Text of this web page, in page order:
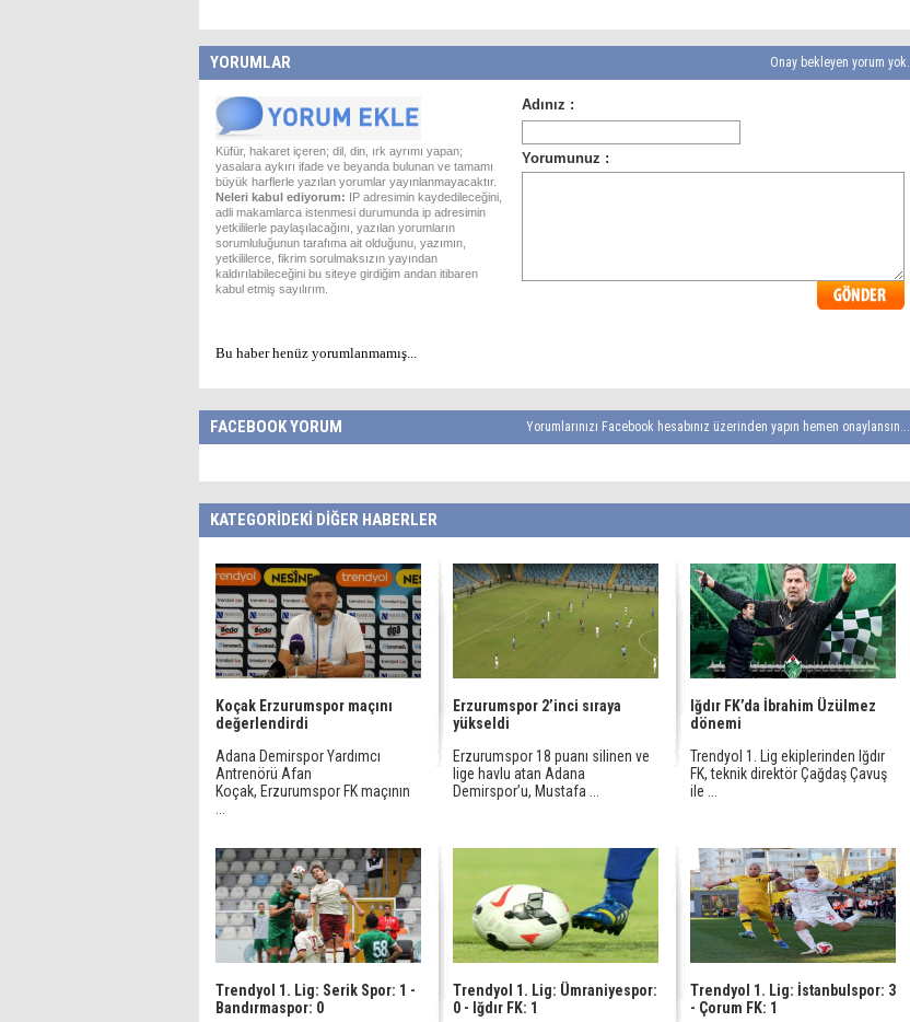
YORUMLAR Onay bekleyen yorum yok.
Küfür, hakaret içeren; dil, din, ırk ayrımı yapan;
yasalara aykırı ifade ve beyanda bulunan ve tamamı
büyük harflerle yazılan yorumlar yayınlanmayacaktır.
Neleri kabul ediyorum: IP adresimin kaydedileceğini,
adli makamlarca istenmesi durumunda ip adresimin
yetkililerle paylaşılacağını, yazılan yorumların
sorumluluğunun tarafıma ait olduğunu, yazımın,
yetkililerce, fikrim sorulmaksızın yayından
kaldırılabileceğini bu siteye girdiğim andan itibaren
kabul etmiş sayılırım.
Bu haber henüz yorumlanmamış...
FACEBOOK YORUM Yorumlarınızı Facebook hesabınız üzerinden yapın hemen onaylansın...
KATEGORİDEKİ DİĞER HABERLER
Koçak Erzurumspor maçını
değerlendirdi
Adana Demirspor Yardımcı
Antrenörü Afan
Koçak, Erzurumspor FK maçının
Erzurumspor 2’inci sıraya
yükseldi
Erzurumspor 18 puanı silinen ve
lige havlu atan Adana
Demirspor’u, Mustafa ...
Iğdır FK’da İbrahim Üzülmez
dönemi
Trendyol 1. Lig ekiplerinden Iğdır
FK, teknik direktör Çağdaş Çavuş
ile ...
Trendyol 1. Lig: Serik Spor: 1 -
Bandırmaspor: 0
Trendyol 1. Lig: Ümraniyespor:
0 - Iğdır FK: 1
Trendyol 1. Lig: İstanbulspor: 3
- Çorum FK: 1